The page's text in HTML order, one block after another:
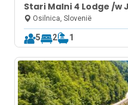
Stari Malni 4 Lodge /w
Osilnica, Slovenië
5 2 1